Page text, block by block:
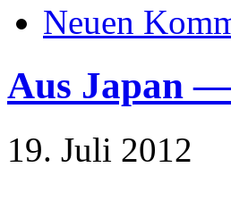
Neuen
Aus Japan
19. Juli 2012